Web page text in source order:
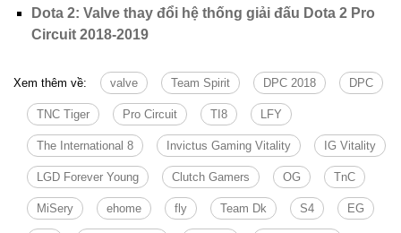
Dota 2: Valve thay đổi hệ thống giải đấu Dota 2 Pro
Circuit 2018-2019
Xem thêm về: valve Team Spirit DPC 2018 DPC
TNC Tiger Pro Circuit TI8 LFY
The International 8 Invictus Gaming Vitality IG Vitality
LGD Forever Young Clutch Gamers OG TnC
MiSery ehome fly Team Dk S4 EG